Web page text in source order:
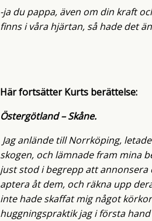
-ja du pappa, även om din kraft
finns i våra hjärtan, så hade det
Här fortsätter Kurts berättelse:
Östergötland – Skåne.
Jag anlände till Norrköping,
skogen, och lämnade fram mina
just stod i begrepp att annonsera
aptera åt dem, och räkna upp
inte hade skaffat mig något
huggningspraktik jag i första